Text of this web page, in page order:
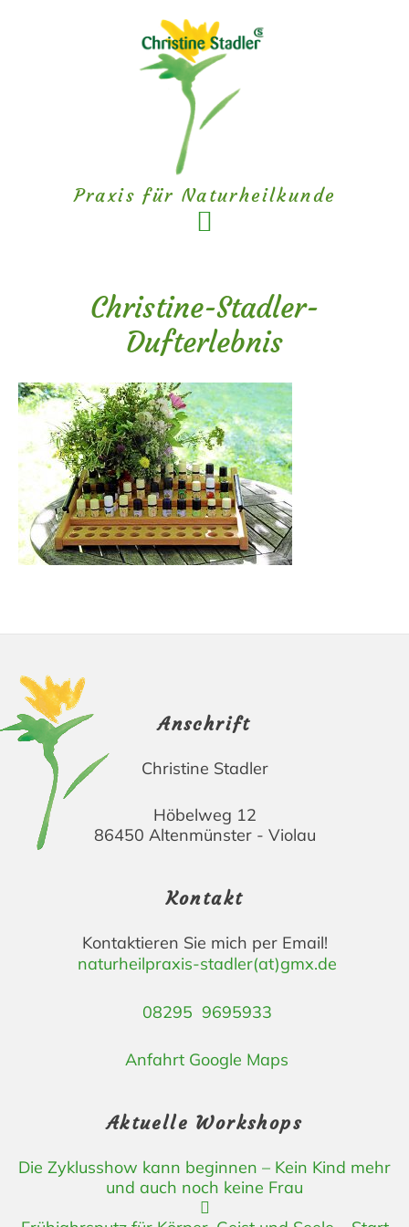
Praxis für Naturheilkunde
Christine-Stadler-
Dufterlebnis
Footer
Anschrift
Christine Stadler
Höbelweg 12
86450 Altenmünster - Violau
Kontakt
Kontaktieren Sie mich per Email!
naturheilpraxis-stadler(at)gmx.de
08295 9695933
Anfahrt Google Maps
Aktuelle Workshops
Die Zyklusshow kann beginnen – Kein Kind mehr
und auch noch keine Frau